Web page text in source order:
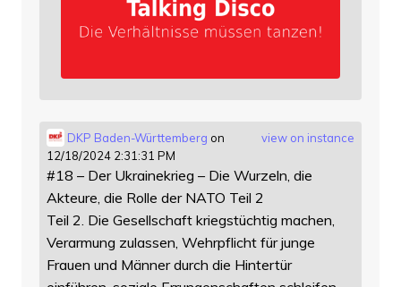
view on instance
DKP Baden-Württemberg on
12/18/2024 2:31:31 PM
#18 – Der Ukrainekrieg – Die Wurzeln, die
Akteure, die Rolle der NATO Teil 2
Teil 2. Die Gesellschaft kriegstüchtig machen,
Verarmung zulassen, Wehrpflicht für junge
Frauen und Männer durch die Hintertür